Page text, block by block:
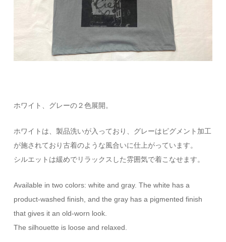
ホワイト、グレーの２色展開。
ホワイトは、製品洗いが入っており、グレーはピグメント加工
が施されており古着のような風合いに仕上がっています。
シルエットは緩めでリラックスした雰囲気で着こなせます。
Available in two colors: white and gray. The white has a
product-washed finish, and the gray has a pigmented finish
that gives it an old-worn look.
The silhouette is loose and relaxed.